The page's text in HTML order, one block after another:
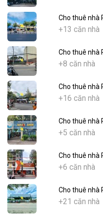
Cho thuê nhà
+13 căn nhà
Cho thuê nhà
+8 căn nhà
Cho thuê nhà
+16 căn nhà
Cho thuê nhà
+5 căn nhà
Cho thuê nhà
+6 căn nhà
Cho thuê nhà
+21 căn nhà